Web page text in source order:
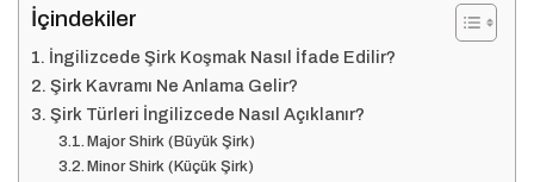
İçindekiler
İngilizcede Şirk Koşmak Nasıl İfade Edilir?
Şirk Kavramı Ne Anlama Gelir?
Şirk Türleri İngilizcede Nasıl Açıklanır?
Major Shirk (Büyük Şirk)
Minor Shirk (Küçük Şirk)